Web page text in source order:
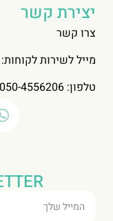
יצירת קשר
צרו קשר
מייל לשירות לקוחות:
טלפון: 050-4556206